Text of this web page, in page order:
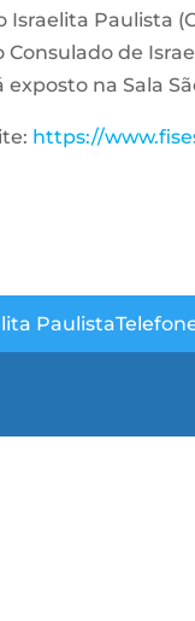
Israelita Paulista
Consulado de
exposto na Sala
https://
Paulista